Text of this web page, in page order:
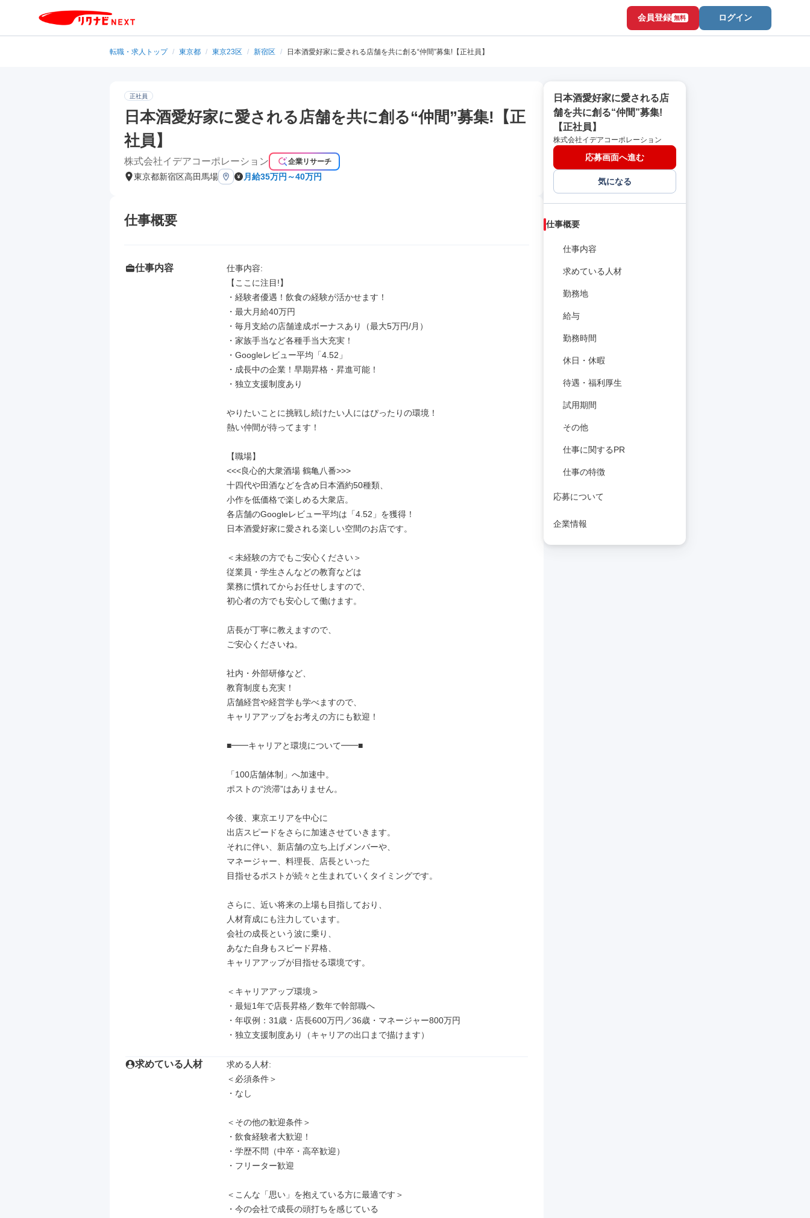
会員登録 無料 ログイン
転職・求人トップ / 東京都 / 東京23区 / 新宿区 / 日本酒愛好家に愛される店舗を共に創る“仲間”募集!【正社員】
正社員
日本酒愛好家に愛される店舗を共に創る“仲間”募集!【正
社員】
株式会社イデアコーポレーション 企業リサーチ
東京都新宿区高田馬場 月給35万円～40万円
仕事概要
仕事内容
仕事内容:
【ここに注目!】
・経験者優遇！飲食の経験が活かせます！
・最大月給40万円
・毎月支給の店舗達成ボーナスあり（最大5万円/月）
・家族手当など各種手当大充実！
・Googleレビュー平均「4.52」
・成長中の企業！早期昇格・昇進可能！
・独立支援制度あり
やりたいことに挑戦し続けたい人にはぴったりの環境！
熱い仲間が待ってます！
【職場】
<<<良心的大衆酒場 鶴亀八番>>>
十四代や田酒などを含め日本酒約50種類、
小作を低価格で楽しめる大衆店。
各店舗のGoogleレビュー平均は「4.52」を獲得！
日本酒愛好家に愛される楽しい空間のお店です。
＜未経験の方でもご安心ください＞
従業員・学生さんなどの教育などは
業務に慣れてからお任せしますので、
初心者の方でも安心して働けます。
店長が丁寧に教えますので、
ご安心くださいね。
社内・外部研修など、
教育制度も充実！
店舗経営や経営学も学べますので、
キャリアアップをお考えの方にも歓迎！
■━━キャリアと環境について━━■
「100店舗体制」へ加速中。
ポストの“渋滞”はありません。
今後、東京エリアを中心に
出店スピードをさらに加速させていきます。
それに伴い、新店舗の立ち上げメンバーや、
マネージャー、料理長、店長といった
目指せるポストが続々と生まれていくタイミングです。
さらに、近い将来の上場も目指しており、
人材育成にも注力しています。
会社の成長という波に乗り、
あなた自身もスピード昇格、
キャリアアップが目指せる環境です。
＜キャリアアップ環境＞
・最短1年で店長昇格／数年で幹部職へ
・年収例：31歳・店長600万円／36歳・マネージャー800万円
・独立支援制度あり（キャリアの出口まで描けます）
求めている人材
求める人材:
＜必須条件＞
・なし
＜その他の歓迎条件＞
・飲食経験者大歓迎！
・学歴不問（中卒・高卒歓迎）
・フリーター歓迎
＜こんな「思い」を抱えている方に最適です＞
・今の会社で成長の頭打ちを感じている
日本酒愛好家に愛される店
舗を共に創る“仲間”募集!
【正社員】
株式会社イデアコーポレーション
応募画面へ進む
気になる
仕事概要
仕事内容
求めている人材
勤務地
給与
勤務時間
休日・休暇
待遇・福利厚生
試用期間
その他
仕事に関するPR
仕事の特徴
応募について
企業情報